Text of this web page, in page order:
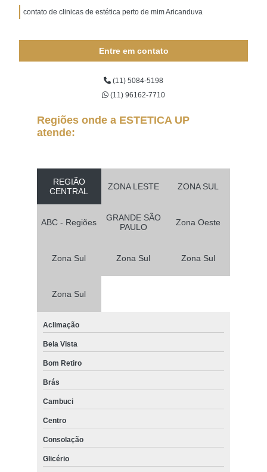
contato de clinicas de estética perto de mim Aricanduva
Entre em contato
(11) 5084-5198
(11) 96162-7710
Regiões onde a ESTETICA UP
atende:
REGIÃO
CENTRAL
ZONA LESTE ZONA SUL
ABC - Regiões
GRANDE SÃO
PAULO
Zona Oeste
Zona Sul Zona Sul Zona Sul
Zona Sul
Aclimação
Bela Vista
Bom Retiro
Brás
Cambuci
Centro
Consolação
Glicério